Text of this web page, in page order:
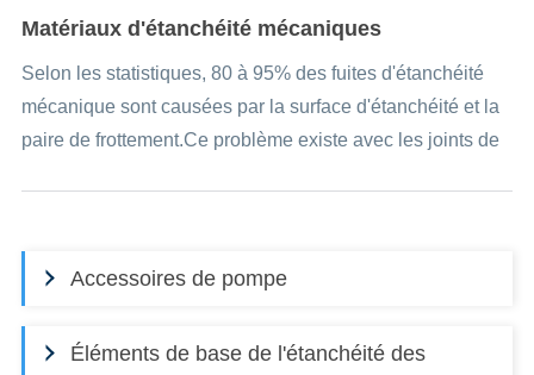
Matériaux d'étanchéité mécaniques
Selon les statistiques, 80 à 95% des fuites d'étanchéité
mécanique sont causées par la surface d'étanchéité et la
paire de frottement.Ce problème existe avec les joints de
Accessoires de pompe
Éléments de base de l'étanchéité des